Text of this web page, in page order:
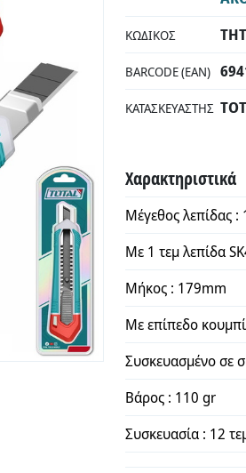
ΚΩΔΙΚΌΣ
BARCODE (EAN)
ΚΑΤΑΣΚΕΥΑΣΤΉΣ
Χαρακτηριστικά
Μέγεθος λεπίδας
Με 1 τεμ λεπίδα
Μήκος : 179mm
Με επίπεδο κουμπί
Συσκευασμένο σε
Βάρος : 110 gr
Συσκευασία : 12